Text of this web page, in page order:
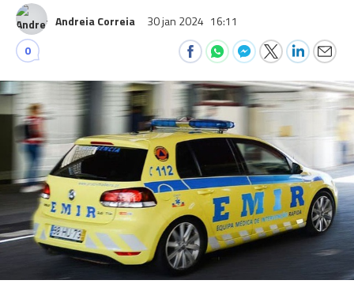
Andreia Correia 30 jan 2024 16:11
0